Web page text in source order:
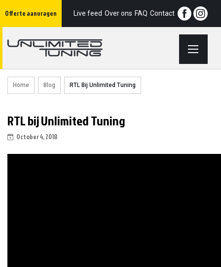
Offerte aanvragen
naarLive feed Over ons FAQ Contact
Home Blog RTL Bij Unlimited Tuning
RTL bij Unlimited Tuning
October 4, 2018